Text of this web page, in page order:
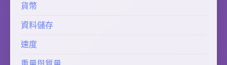
貨幣
資料儲存
速度